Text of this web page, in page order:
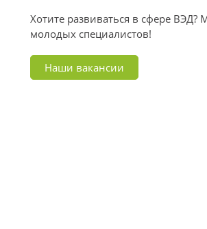
Хотите развиваться в сфере
молодых специалистов!
Наши вакансии